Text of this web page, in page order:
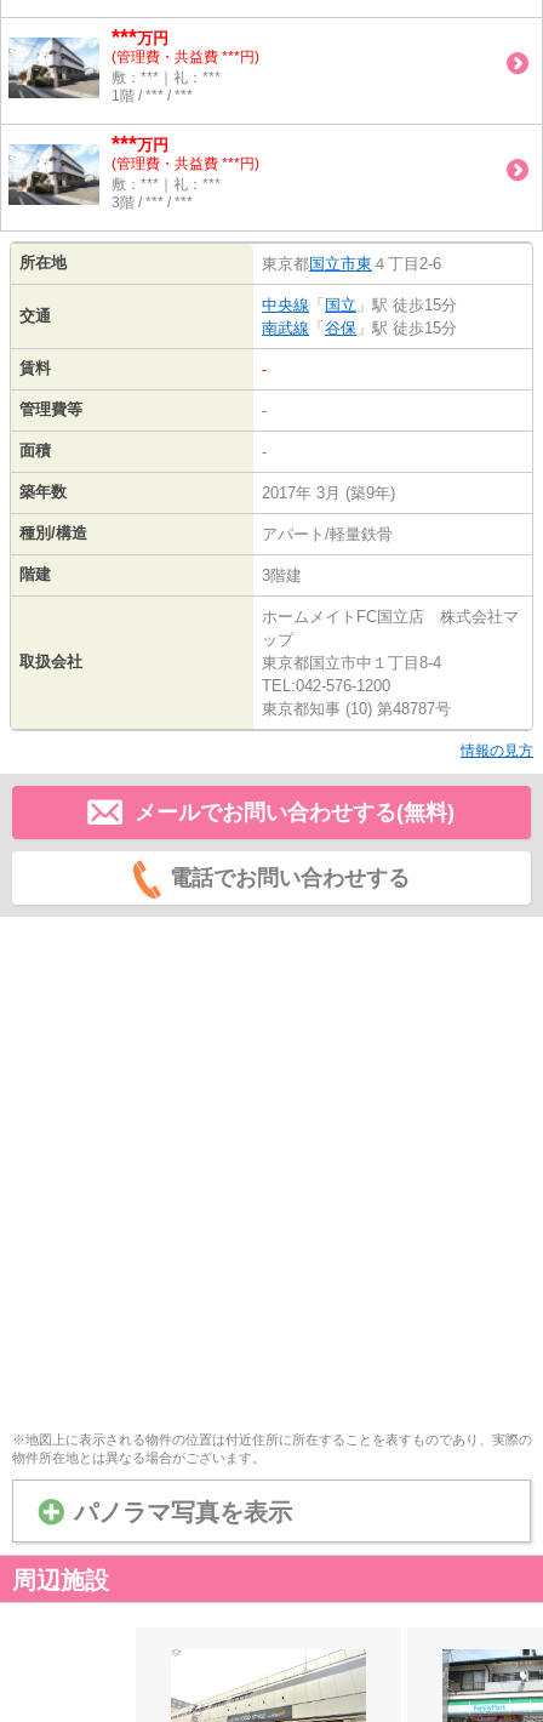
***万円
(管理費・共益費 ***円)
敷：***｜礼：***
1階 / *** / ***
***万円
(管理費・共益費 ***円)
敷：***｜礼：***
3階 / *** / ***
所在地 東京都国立市東 ４丁目2-6
交通
中央線 「 国立 」駅 徒歩15分
南武線 「 谷保 」駅 徒歩15分
賃料 -
管理費等 -
面積 -
築年数 2017年 3月 (築9年)
種別/構造 アパート/軽量鉄骨
階建 3階建
取扱会社
ホームメイトFC国立店 株式会社マ
ップ
東京都国立市中１丁目8-4
TEL:042-576-1200
東京都知事 (10) 第48787号
情報の見方
メールでお問い合わせする(無料)
電話でお問い合わせする
※地図上に表示される物件の位置は付近住所に所在することを表すものであり、実際の
物件所在地とは異なる場合がございます。
パノラマ写真を表示
周辺施設